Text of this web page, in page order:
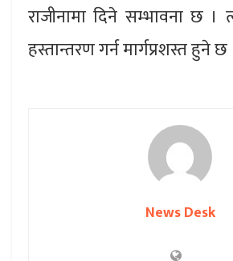
राजीनामा दिने सम्भावना छ ।
हस्तान्तरण गर्न मार्गप्रशस्त हुने छ
News Desk